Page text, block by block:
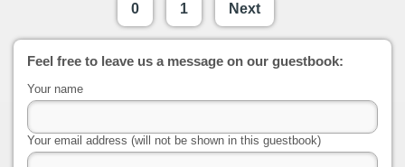
0 1 Next
Feel free to leave us a message on our guestbook:
Your name
Your email address (will not be shown in this guestbook)